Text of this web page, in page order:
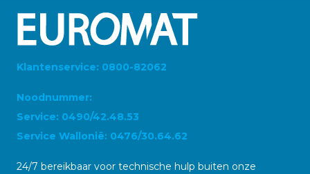
Klantenservice: 0800-82062
Noodnummer:
Service: 0490/42.48.53
Service Wallonië: 0476/30.64.62
24/7 bereikbaar voor technische hulp buiten onze